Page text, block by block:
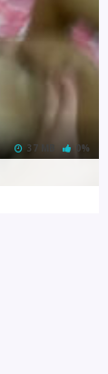
37 MB 0%